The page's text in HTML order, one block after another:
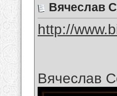
Вячеслав
http://
Вячеслав